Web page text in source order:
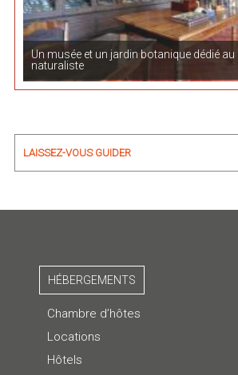
Un musée et un jardin botanique dédié au
naturaliste
LAISSEZ-VOUS GUIDER
HÉBERGEMENTS
Chambre d’hôtes
Locations
Hôtels